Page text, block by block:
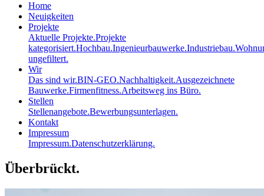
Home
Neuigkeiten
Projekte
Aktuelle Projekte.Projekte
kategorisiert.Hochbau.Ingenieurbauwerke.Industriebau.
ungefiltert.
Wir
Das sind wir.BIN-GEO.Nachhaltigkeit.Ausgezeichnete
Bauwerke.Firmenfitness.Arbeitsweg ins Büro.
Stellen
Stellenangebote.Bewerbungsunterlagen.
Kontakt
Impressum
Impressum.Datenschutzerklärung.
Überbrückt.